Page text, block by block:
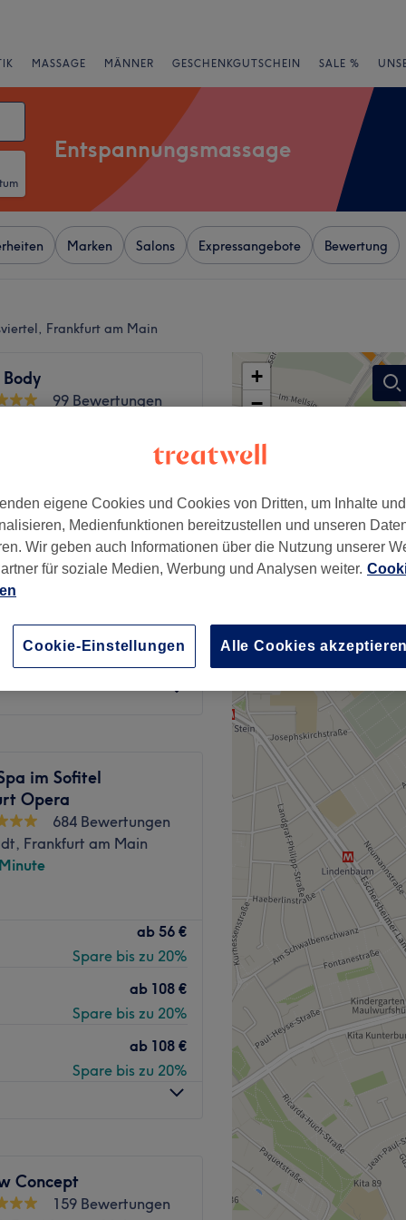
MASSAGE MÄNNER GESCHENKGUTSCHEIN SALE %
Entspannungsmassage
Marken Salons Expressangebote Bewertung
Frankfurt am Main
99 Bewertungen
20% Rabatt
120 €
150 €
150 €
exklusiv abgestimmten
luxuriöses Beauty-
individuelle Expertise
– für ein
Anspruch.
Frankfurt (Main) Westend
Mit langjähriger
und
Ergebnisse auf
im Sofitel
Opera
684 Bewertungen
Frankfurt am Main
ab 56 €
Spare bis zu 20%
ab 108 €
Spare bis zu 20%
ab 108 €
Spare bis zu 20%
Concept
159 Bewertungen
+
−
eigene Cookies und Cookies von Dritten, um Inhalte
Medienfunktionen bereitzustellen und unseren
Wir geben auch Informationen über die Nutzung unserer
für soziale Medien, Werbung und Analysen weiter.
Cookie-Einstellungen Alle Cookies akzeptieren